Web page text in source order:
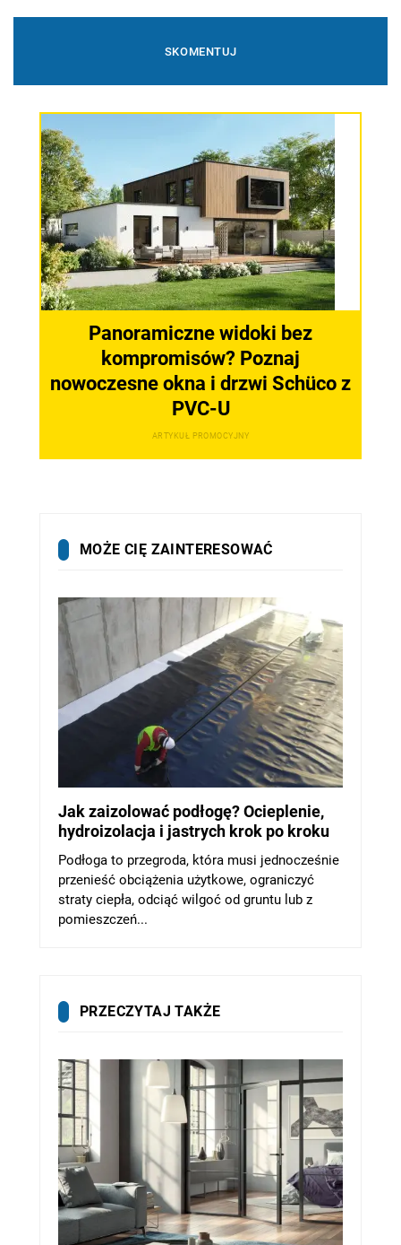
Panoramiczne widoki bez
kompromisów? Poznaj
nowoczesne okna i drzwi Schüco z
PVC-U
ARTYKUŁ PROMOCYJNY
MOŻE CIĘ ZAINTERESOWAĆ
Jak zaizolować podłogę? Ocieplenie,
hydroizolacja i jastrych krok po kroku
Podłoga to przegroda, która musi jednocześnie
przenieść obciążenia użytkowe, ograniczyć
straty ciepła, odciąć wilgoć od gruntu lub z
pomieszczeń...
PRZECZYTAJ TAKŻE